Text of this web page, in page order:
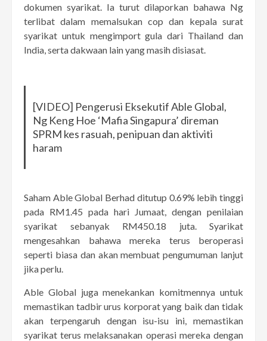
dokumen syarikat. Ia turut dilaporkan bahawa Ng
terlibat dalam memalsukan cop dan kepala surat
syarikat untuk mengimport gula dari Thailand dan
India, serta dakwaan lain yang masih disiasat.
[VIDEO] Pengerusi Eksekutif Able Global,
Ng Keng Hoe ‘Mafia Singapura’ direman
SPRM kes rasuah, penipuan dan aktiviti
haram
Saham Able Global Berhad ditutup 0.69% lebih tinggi
pada RM1.45 pada hari Jumaat, dengan penilaian
syarikat sebanyak RM450.18 juta. Syarikat
mengesahkan bahawa mereka terus beroperasi
seperti biasa dan akan membuat pengumuman lanjut
jika perlu.
Able Global juga menekankan komitmennya untuk
memastikan tadbir urus korporat yang baik dan tidak
akan terpengaruh dengan isu-isu ini, memastikan
syarikat terus melaksanakan operasi mereka dengan